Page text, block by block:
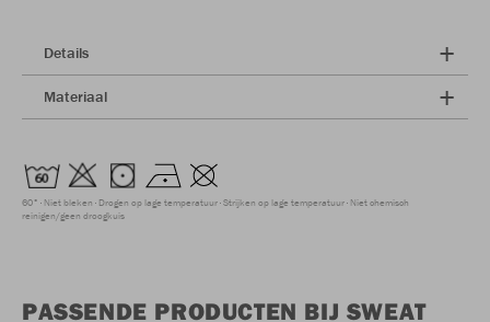
Details
Materiaal
60° Niet bleken Drogen op lage temperatuur Strijken op lage temperatuur Niet chemisch
reinigen/geen droogkuis
PASSENDE PRODUCTEN BIJ SWEAT